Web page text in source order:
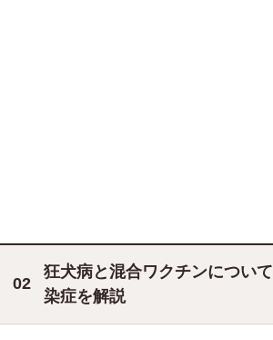
狂犬病と混合ワクチンについて
染症を解説